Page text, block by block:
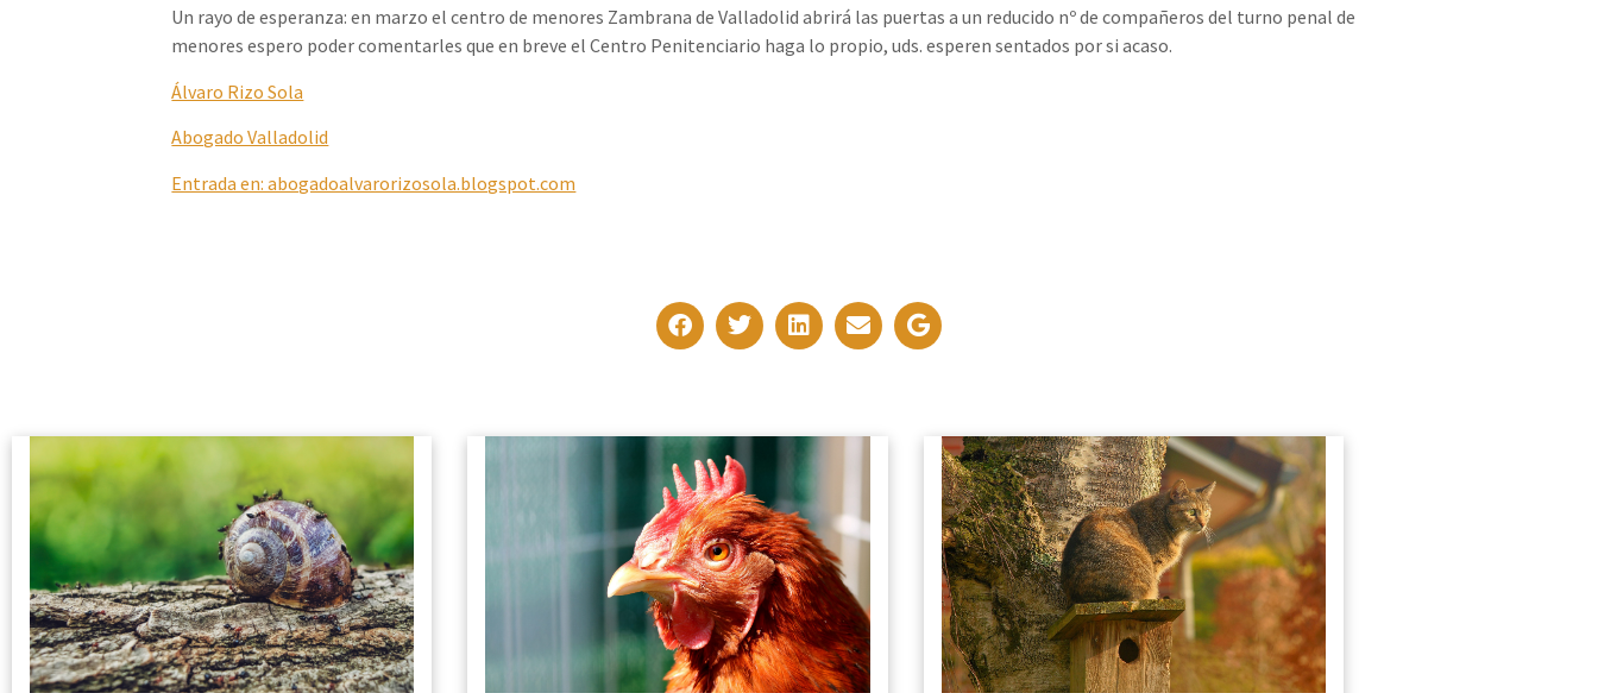
Un rayo de esperanza: en marzo el centro de menores Zambrana de Valladolid abrirá las puertas a un reducido nº de compañeros del turno penal de
menores espero poder comentarles que en breve el Centro Penitenciario haga lo propio, uds. esperen sentados por si acaso.
Álvaro Rizo Sola
Abogado Valladolid
Entrada en: abogadoalvarorizosola.blogspot.com